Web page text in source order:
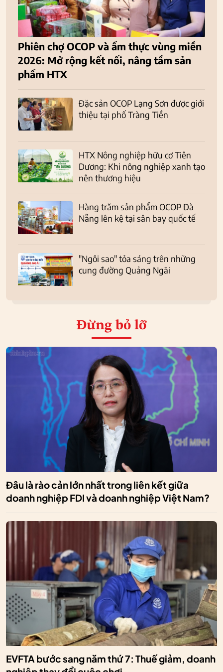
Phiên chợ OCOP và ẩm thực vùng miền
2026: Mở rộng kết nối, nâng tầm sản
phẩm HTX
Đặc sản OCOP Lạng Sơn được giới
thiệu tại phố Tràng Tiền
HTX Nông nghiệp hữu cơ Tiên
Dương: Khi nông nghiệp xanh tạo
nên thương hiệu
Hàng trăm sản phẩm OCOP Đà
Nẵng lên kệ tại sân bay quốc tế
"Ngôi sao" tỏa sáng trên những
cung đường Quảng Ngãi
Đừng bỏ lỡ
Đâu là rào cản lớn nhất trong liên kết giữa
doanh nghiệp FDI và doanh nghiệp Việt Nam?
EVFTA bước sang năm thứ 7: Thuế giảm, doanh